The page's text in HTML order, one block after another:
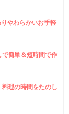
やわらかいお手軽
簡単＆短時間で作
理の時間をたのし